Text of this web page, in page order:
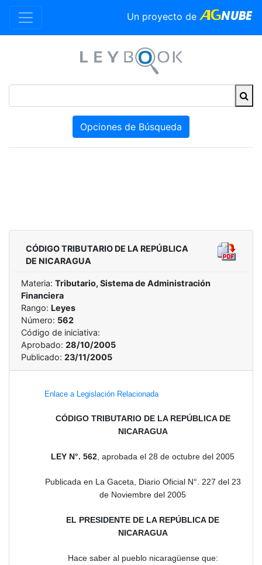
Un proyecto de
Opciones de Búsqueda
CÓDIGO TRIBUTARIO DE LA REPÚBLICA
DE NICARAGUA
Materia: Tributario, Sistema de Administración
Financiera
Rango: Leyes
Número: 562
Código de iniciativa:
Aprobado: 28/10/2005
Publicado: 23/11/2005
Enlace a Legislación Relacionada
CÓDIGO TRIBUTARIO DE LA REPÚBLICA DE
NICARAGUA
LEY N°. 562 , aprobada el 28 de octubre del 2005
Publicada en La Gaceta, Diario Oficial N°. 227 del 23
de Noviembre del 2005
EL PRESIDENTE DE LA REPÚBLICA DE
NICARAGUA
Hace saber al pueblo nicaragüense que: